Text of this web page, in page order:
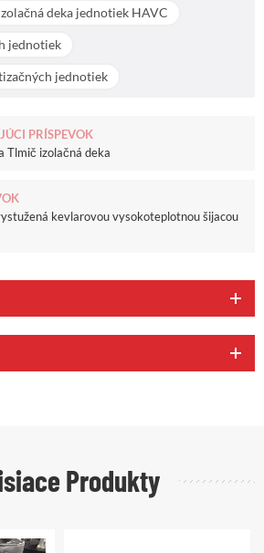
deka jednotiek HAVC
jednotiek
jednotiek
PRÍSPEVOK
Tlmič izolačná deka
kevlarovou vysokoteplotnou šijacou
Produkty